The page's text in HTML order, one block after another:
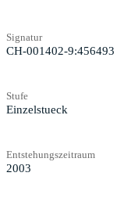
Signatur
CH-001402-9:456493
Stufe
Einzelstueck
Entstehungszeitraum
2003